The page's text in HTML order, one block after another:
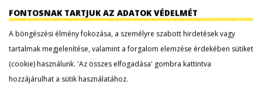
LEGFRISSEBB BEJEGYZÉSEK
Sárgadinnye: a nyár édes íze, ami több mint
FONTOSNAK TARTJUK AZ ADATOK VÉDELMÉT
A böngészési élmény fokozása, a személyre szabott hirdetések vagy
tartalmak megjelenítése, valamint a forgalom elemzése érdekében sütiket
(cookie) használunk. 'Az összes elfogadása' gombra kattintva
hozzájárulhat a sütik használatához.